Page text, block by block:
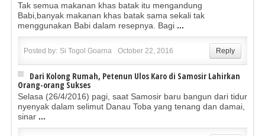
Tak semua makanan khas batak itu mengandung
Babi,banyak makanan khas batak sama sekali tak
menggunakan Babi dalam resepnya. Bagi ...
Posted by: Si Togol Goarna October 22, 2016 Reply
Dari Kolong Rumah, Petenun Ulos Karo di Samosir Lahirkan
Orang-orang Sukses
Selasa (26/4/2016) pagi, saat Samosir baru bangun dari tidur
nyenyak dalam selimut Danau Toba yang tenang dan damai,
sinar ...